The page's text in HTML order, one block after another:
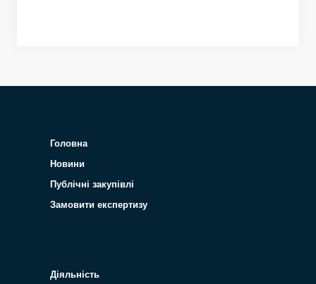
Головна
Новини
Публічні закупівлі
Замовити експертизу
Діяльність